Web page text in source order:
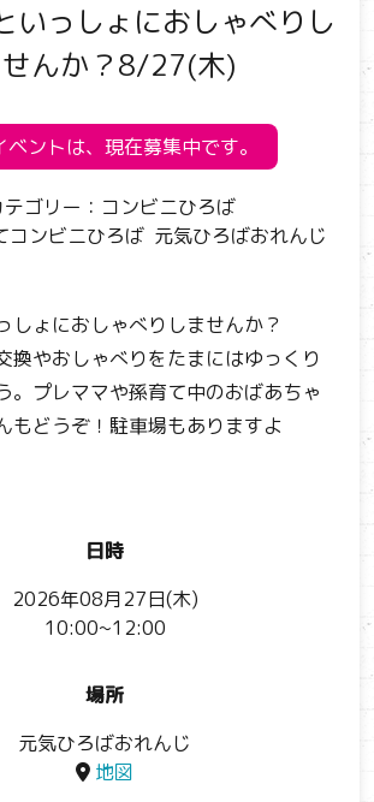
いっしょにおしゃべりし
んか？8/27(木)
ベントは、現在募集中です。
ゴリー： コンビニひろば
コンビニひろば 元気ひろばおれんじ
しょにおしゃべりしませんか？
換やおしゃべりをたまにはゆっくり
。プレママや孫育て中のおばあちゃ
もどうぞ！駐車場もありますよ
日時
2026年08月27日(木)
10:00~12:00
場所
元気ひろばおれんじ
地図